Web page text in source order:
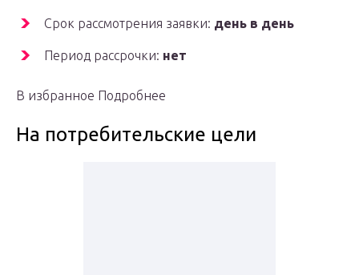
Срок рассмотрения заявки: день в день
Период рассрочки: нет
В избранное Подробнее
На потребительские цели